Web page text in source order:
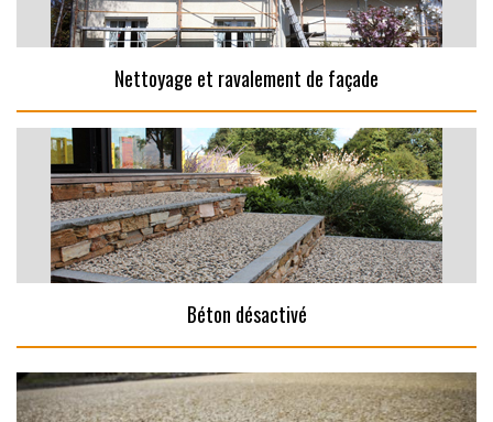
Nettoyage et ravalement de façade
Béton désactivé